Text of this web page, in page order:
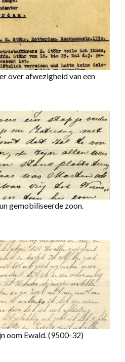
over afwezigheid van een
gemobiliseerde zoon.
oom Ewald.(9500-32)